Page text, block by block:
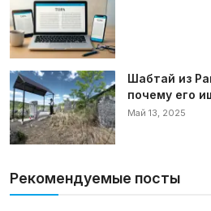
Шабтай из
почему его
Май 13, 2025
Рекомендуемые посты